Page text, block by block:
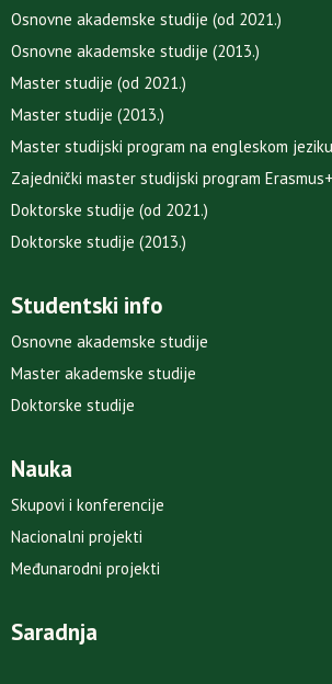
Osnovne akademske studije (od 2021.)
Osnovne akademske studije (2013.)
Master studije (od 2021.)
Master studije (2013.)
Master studijski program na engleskom
Zajednički master studijski program
Doktorske studije (od 2021.)
Doktorske studije (2013.)
Studentski info
Osnovne akademske studije
Master akademske studije
Doktorske studije
Nauka
Skupovi i konferencije
Nacionalni projekti
Međunarodni projekti
Saradnja